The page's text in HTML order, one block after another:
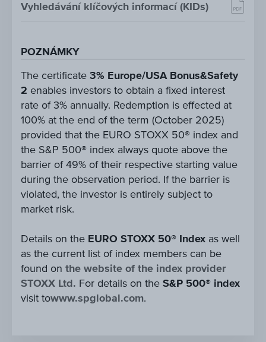
Vyhledávání klíčových informací (KIDs)
POZNÁMKY
The certificate 3% Europe/USA Bonus&Safety
2 enables investors to obtain a fixed interest
rate of 3% annually. Redemption is effected at
100% at the end of the term (October 2025)
provided that the EURO STOXX 50® index and
the S&P 500® index always quote above the
barrier of 49% of their respective starting value
during the observation period. If the barrier is
violated, the investor is entirely subject to
market risk.
Details on the EURO STOXX 50® Index as well
as the current list of index members can be
found on the website of the index provider
STOXX Ltd. For details on the S&P 500® index
visit towww.spglobal.com.